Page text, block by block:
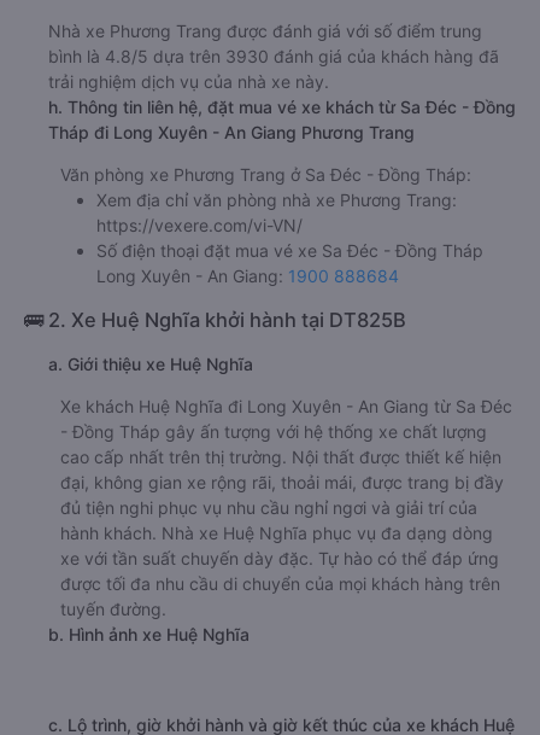
Nhà xe Phương Trang được đánh giá với số điểm trung
bình là 4.8/5 dựa trên 3930 đánh giá của khách hàng đã
trải nghiệm dịch vụ của nhà xe này.
h. Thông tin liên hệ, đặt mua vé xe khách từ Sa Đéc - Đồng
Tháp đi Long Xuyên - An Giang Phương Trang
Văn phòng xe Phương Trang ở Sa Đéc - Đồng Tháp:
Xem địa chỉ văn phòng nhà xe Phương Trang:
https://vexere.com/vi-VN/
Số điện thoại đặt mua vé xe Sa Đéc - Đồng Tháp
Long Xuyên - An Giang: 1900 888684
🚌 2. Xe Huệ Nghĩa khởi hành tại DT825B
a. Giới thiệu xe Huệ Nghĩa
Xe khách Huệ Nghĩa đi Long Xuyên - An Giang từ Sa Đéc
- Đồng Tháp gây ấn tượng với hệ thống xe chất lượng
cao cấp nhất trên thị trường. Nội thất được thiết kế hiện
đại, không gian xe rộng rãi, thoải mái, được trang bị đầy
đủ tiện nghi phục vụ nhu cầu nghỉ ngơi và giải trí của
hành khách. Nhà xe Huệ Nghĩa phục vụ đa dạng dòng
xe với tần suất chuyến dày đặc. Tự hào có thể đáp ứng
được tối đa nhu cầu di chuyển của mọi khách hàng trên
tuyến đường.
b. Hình ảnh xe Huệ Nghĩa
c. Lộ trình, giờ khởi hành và giờ kết thúc của xe khách Huệ